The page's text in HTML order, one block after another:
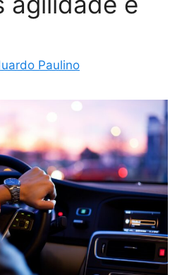
Paulino